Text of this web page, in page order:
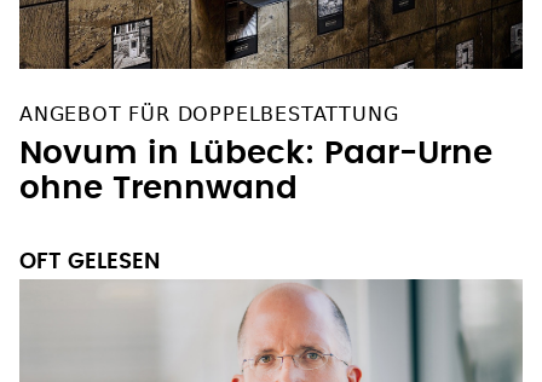
ANGEBOT FÜR DOPPELBESTATTUNG
Novum in Lübeck: Paar-Urne
ohne Trennwand
OFT GELESEN